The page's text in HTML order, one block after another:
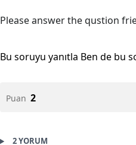
Please answer the qustion
Bu soruyu yanıtla Ben de bu
Puan 2
2 YORUM